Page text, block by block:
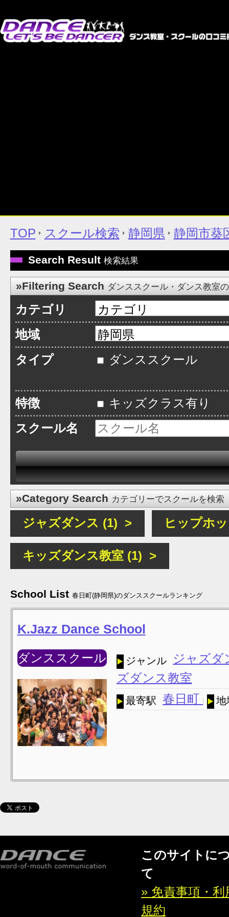
TOP スクール検索 静岡県 静岡市葵
Search Result 検索結果
»Filtering Search ダンススクール・ダンス教室
カテゴリ
地域
タイプ
ダンススクール
特徴
キッズクラス有り
スクール名
»Category Search カテゴリーでスクールを検索
ジャズダンス (1) > ヒップホ
キッズダンス教室 (1) >
School List 春日町(静岡県)のダンススクールランキング
K.Jazz Dance School
ダンススクール ジャンル
ジャズ
ズダンス教室
最寄駅 春日町 地
このサイトに
て
» 免責事項・利
規約